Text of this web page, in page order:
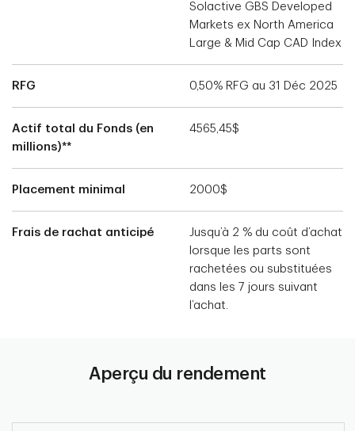
Solactive GBS Developed
Markets ex North America
Large & Mid Cap CAD Index
RFG 0,50% RFG au 31 Déc 2025
Actif total du Fonds (en
millions)**
4565,45$
Placement minimal 2000$
Frais de rachat anticipé
Jusqu’à 2 % du coût d’achat
lorsque les parts sont
rachetées ou substituées
dans les 7 jours suivant
l’achat.
Aperçu du rendement